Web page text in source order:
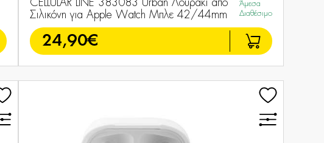
CELLULAR LINE 383083 Urban Λουράκι από
Σιλικόνη για Apple Watch Μπλε 42/44mm
Άμεσα
Διαθέσιμο
24,90€